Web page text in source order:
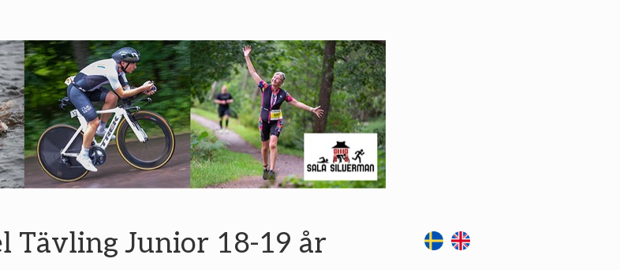
Tävling Junior 18-19 år